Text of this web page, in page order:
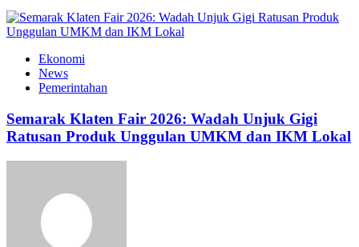
Ekonomi
News
Pemerintahan
Semarak Klaten Fair 2026: Wadah Unjuk Gigi
Ratusan Produk Unggulan UMKM dan IKM Lokal